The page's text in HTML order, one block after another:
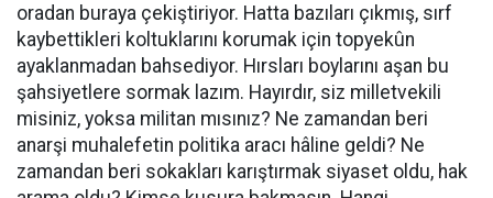
oradan buraya çekiştiriyor. Hatta bazıları çıkmış, sırf
kaybettikleri koltuklarını korumak için topyekûn
ayaklanmadan bahsediyor. Hırsları boylarını aşan bu
şahsiyetlere sormak lazım. Hayırdır, siz milletvekili
misiniz, yoksa militan mısınız? Ne zamandan beri
anarşi muhalefetin politika aracı hâline geldi? Ne
zamandan beri sokakları karıştırmak siyaset oldu, hak